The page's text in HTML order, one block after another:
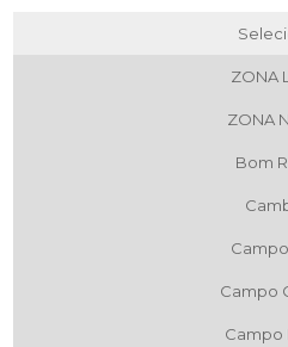
ZONA
ZONA
Bom
Campo
Campo